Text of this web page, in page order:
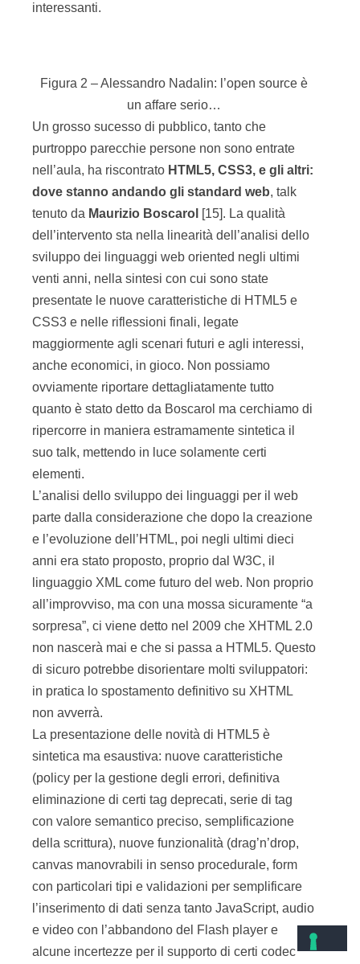
interessanti.
Figura 2 – Alessandro Nadalin: l’open source è
un affare serio…
Un grosso sucesso di pubblico, tanto che
purtroppo parecchie persone non sono entrate
nell’aula, ha riscontrato HTML5, CSS3, e gli altri:
dove stanno andando gli standard web, talk
tenuto da Maurizio Boscarol [15]. La qualità
dell’intervento sta nella linearità dell’analisi dello
sviluppo dei linguaggi web oriented negli ultimi
venti anni, nella sintesi con cui sono state
presentate le nuove caratteristiche di HTML5 e
CSS3 e nelle riflessioni finali, legate
maggiormente agli scenari futuri e agli interessi,
anche economici, in gioco. Non possiamo
ovviamente riportare dettagliatamente tutto
quanto è stato detto da Boscarol ma cerchiamo di
ripercorre in maniera estramamente sintetica il
suo talk, mettendo in luce solamente certi
elementi.
L’analisi dello sviluppo dei linguaggi per il web
parte dalla considerazione che dopo la creazione
e l’evoluzione dell’HTML, poi negli ultimi dieci
anni era stato proposto, proprio dal W3C, il
linguaggio XML come futuro del web. Non proprio
all’improvviso, ma con una mossa sicuramente “a
sorpresa”, ci viene detto nel 2009 che XHTML 2.0
non nascerà mai e che si passa a HTML5. Questo
di sicuro potrebbe disorientare molti sviluppatori:
in pratica lo spostamento definitivo su XHTML
non avverrà.
La presentazione delle novità di HTML5 è
sintetica ma esaustiva: nuove caratteristiche
(policy per la gestione degli errori, definitiva
eliminazione di certi tag deprecati, serie di tag
con valore semantico preciso, semplificazione
della scrittura), nuove funzionalità (drag’n’drop,
canvas manovrabili in senso procedurale, form
con particolari tipi e validazioni per semplificare
l’inserimento di dati senza tanto JavaScript, audio
e video con l’abbandono del Flash player e
alcune incertezze per il supporto di certi codec